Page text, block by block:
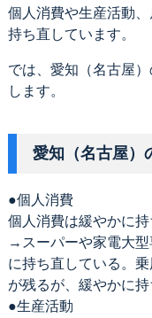
個人消費や生産活動
持ち直しています。
では、愛知（名古屋
します。
愛知（名古屋）
●個人消費
個人消費は緩やかに持
→スーパーや家電大
に持ち直している。
が残るが、緩やかに持
●生産活動